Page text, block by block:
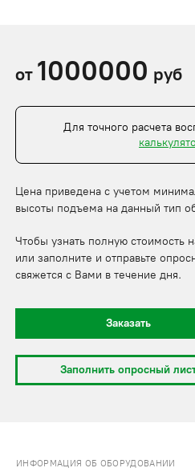
от 1000000 руб
Для точного расчета
Цена приведена с учетом
высоты подъема на данный тип
Чтобы узнать полную стоимость
или заполните и отправьте
свяжется с Вами в течение дня.
Заказать
Заполнить опросный
ИНФОРМАЦИЯ ОБ ОБОРУДОВАНИИ